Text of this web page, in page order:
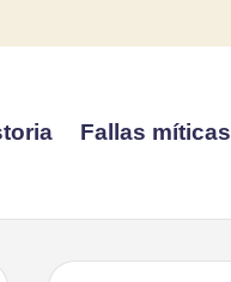
Fallas míticas